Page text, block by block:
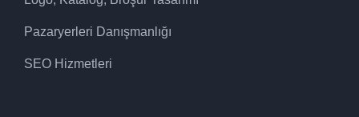
Pazaryerleri Danışmanlığı
SEO Hizmetleri